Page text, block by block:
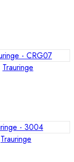
Trauringe
Trauringe